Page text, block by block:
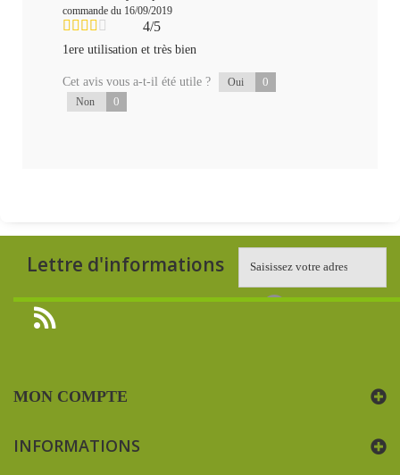
commande du 16/09/2019
4/5
1ere utilisation et très bien
Cet avis vous a-t-il été utile ? Oui 0
Non 0
Lettre d'informations
MON COMPTE
INFORMATIONS